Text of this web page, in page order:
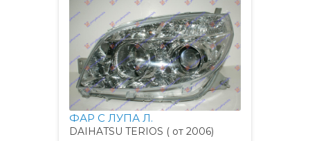
ФАР С ЛУПА Л.
DAIHATSU TERIOS ( от 2006)